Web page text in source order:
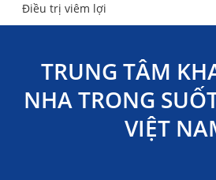
Điều trị viêm lợi
TRUNG TÂM
NHA TRONG
VIỆT